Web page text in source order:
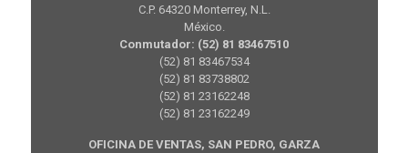
C.P. 64320 Monterrey, N.L.
México.
Conmutador: (52) 81 83467510
(52) 81 83467534
(52) 81 83738802
(52) 81 23162248
(52) 81 23162249
OFICINA DE VENTAS, SAN PEDRO, GARZA